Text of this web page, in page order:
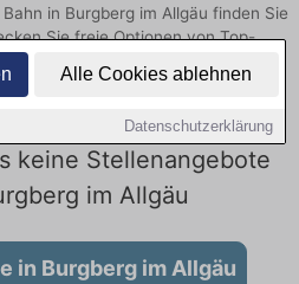
Alle Cookies ablehnen
Datenschutzerklärung
in Burgberg im Allgäu finden Sie
Sie freie Optionen von Top-
sich noch heute.
im Allgäu bei der
keine Stellenangebote
im Allgäu
in Burgberg im Allgäu